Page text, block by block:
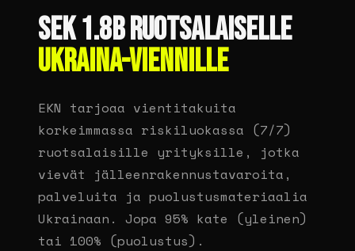
SEK 1.8B RUOTSALAISELLE
UKRAINA-VIENNILLE
EKN tarjoaa vientitakuita
korkeimmassa riskiluokassa (7/7)
ruotsalaisille yrityksille, jotka
vievät jälleenrakennustavaroita,
palveluita ja puolustusmateriaalia
Ukrainaan. Jopa 95% kate (yleinen)
tai 100% (puolustus).